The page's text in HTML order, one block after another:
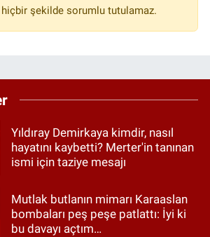
şekilde sorumlu tutulamaz.
Yıldıray Demirkaya kimdir, nasıl
hayatını kaybetti? Merter'in tanınan
ismi için taziye mesajı
Mutlak butlanın mimarı Karaaslan
bombaları peş peşe patlattı: İyi ki
bu davayı açtım…